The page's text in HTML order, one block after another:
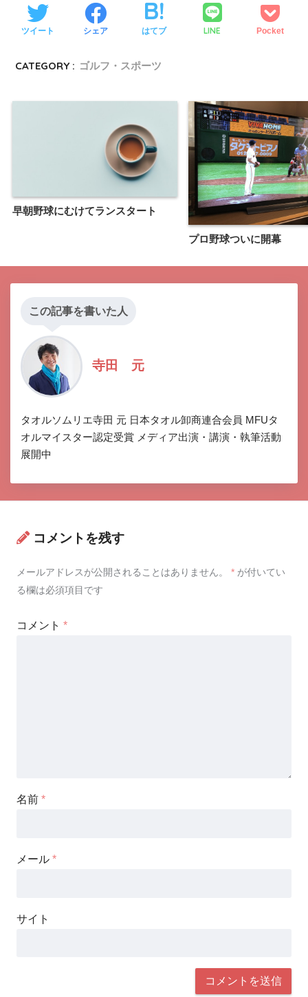
ツイート シェア はてブ LINE Pocket
CATEGORY : ゴルフ・スポーツ
早朝野球にむけてランスタート
プロ野球ついに開幕
この記事を書いた人
寺田 元
タオルソムリエ寺田 元 日本タオル卸商連合会員 MFUタ
オルマイスター認定受賞 メディア出演・講演・執筆活動
展開中
コメントを残す
メールアドレスが公開されることはありません。 * が付いてい
る欄は必須項目です
コメント *
名前 *
メール *
サイト